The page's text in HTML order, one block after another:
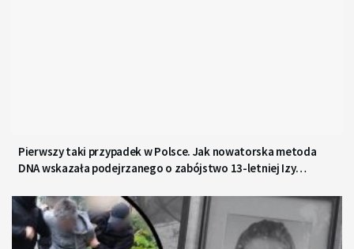
Pierwszy taki przypadek w Polsce. Jak nowatorska metoda
DNA wskazała podejrzanego o zabójstwo 13-letniej Izy